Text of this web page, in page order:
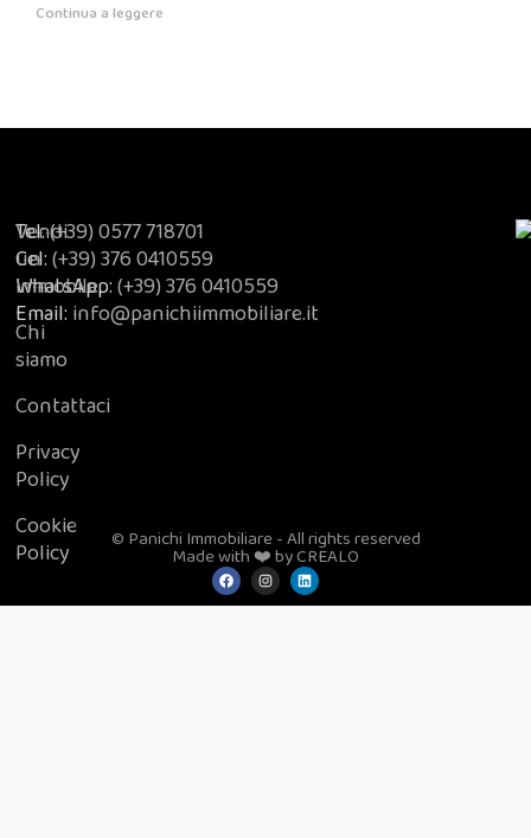
Continua a leggere
Vendi
un
immobile
Chi
siamo
Contattaci
Privacy
Policy
Cookie
Policy
Tel:(+39) 0577 718701
Cel:(+39) 376 0410559
WhatsApp:(+39) 376 0410559
Email: info@panichiimmobiliare.it
© Panichi Immobiliare - All rights reserved
Made with ❤️ by CREALO